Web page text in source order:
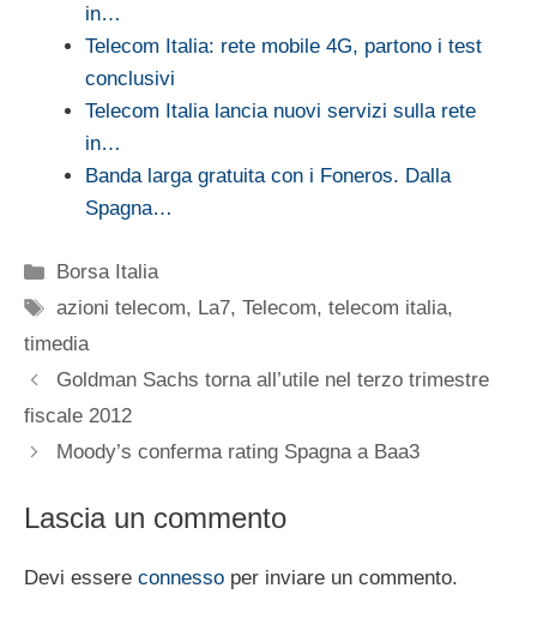
in…
Telecom Italia: rete mobile 4G, partono i test
conclusivi
Telecom Italia lancia nuovi servizi sulla rete
in…
Banda larga gratuita con i Foneros. Dalla
Spagna…
Categorie
Borsa Italia
Tag
azioni telecom, La7,Telecom,telecom italia,
timedia
Goldman Sachs torna all’utile nel terzo trimestre
fiscale 2012
Moody’s conferma rating Spagna a Baa3
Lascia un commento
Devi essere connesso per inviare un commento.